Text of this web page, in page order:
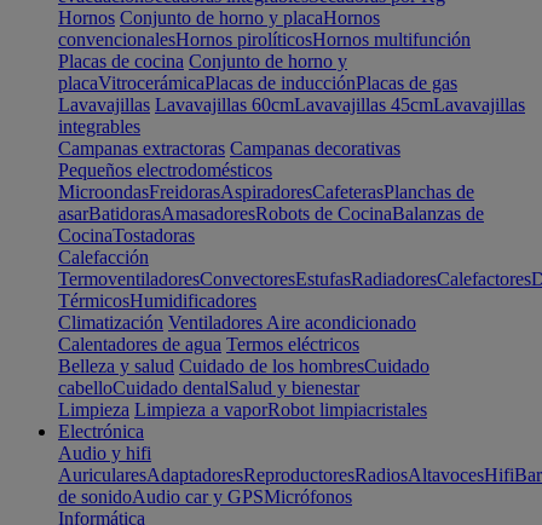
Hornos Conjunto de horno y placaHornos
convencionalesHornos pirolíticosHornos multifunción
Placas de cocina Conjunto de horno y
placaVitrocerámicaPlacas de inducciónPlacas de gas
Lavavajillas Lavavajillas 60cmLavavajillas 45cmLavavajillas
integrables
Campanas extractoras Campanas decorativas
Pequeños electrodomésticos
MicroondasFreidorasAspiradoresCafeterasPlanchas de
asarBatidorasAmasadoresRobots de CocinaBalanzas de
CocinaTostadoras
Calefacción
TermoventiladoresConvectoresEstufasRadiadoresCalefactores
TérmicosHumidificadores
Climatización Ventiladores Aire acondicionado
Calentadores de agua Termos eléctricos
Belleza y salud Cuidado de los hombresCuidado
cabelloCuidado dentalSalud y bienestar
Limpieza Limpieza a vaporRobot limpiacristales
Electrónica
Audio y hifi
AuricularesAdaptadoresReproductoresRadiosAltavocesHifi
de sonidoAudio car y GPSMicrófonos
Informática